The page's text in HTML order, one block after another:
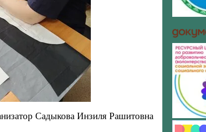
Садыкова Инзиля Рашитовна